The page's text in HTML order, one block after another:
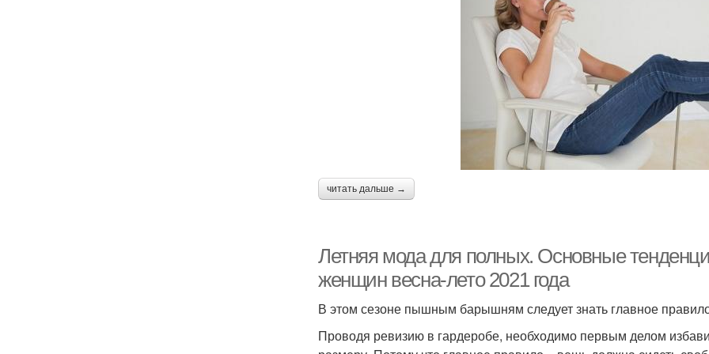
читать дальше →
Летняя мода для полных. Основные
женщин весна-лето 2021 года
В этом сезоне пышным барышням следует знать главное
Проводя ревизию в гардеробе, необходимо первым делом